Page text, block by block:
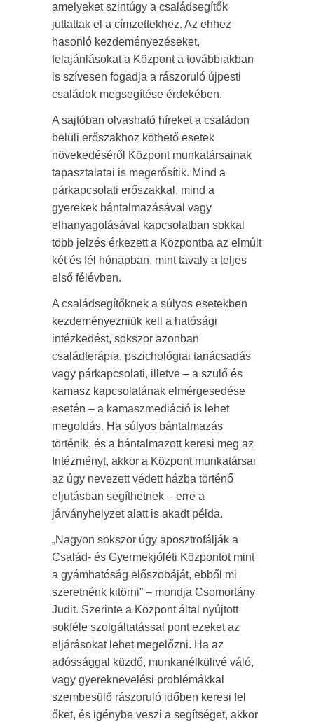
amelyeket szintúgy a családsegítők
juttattak el a címzettekhez. Az ehhez
hasonló kezdeményezéseket,
felajánlásokat a Központ a továbbiakban
is szívesen fogadja a rászoruló újpesti
családok megsegítése érdekében.
A sajtóban olvasható híreket a családon
belüli erőszakhoz köthető esetek
növekedéséről Központ munkatársainak
tapasztalatai is megerősítik. Mind a
párkapcsolati erőszakkal, mind a
gyerekek bántalmazásával vagy
elhanyagolásával kapcsolatban sokkal
több jelzés érkezett a Központba az elmúlt
két és fél hónapban, mint tavaly a teljes
első félévben.
A családsegítőknek a súlyos esetekben
kezdeményezniük kell a hatósági
intézkedést, sokszor azonban
családterápia, pszichológiai tanácsadás
vagy párkapcsolati, illetve – a szülő és
kamasz kapcsolatának elmérgesedése
esetén – a kamaszmediáció is lehet
megoldás. Ha súlyos bántalmazás
történik, és a bántalmazott keresi meg az
Intézményt, akkor a Központ munkatársai
az úgy nevezett védett házba történő
eljutásban segíthetnek – erre a
járványhelyzet alatt is akadt példa.
„Nagyon sokszor úgy aposztrofálják a
Család- és Gyermekjóléti Központot mint
a gyámhatóság előszobáját, ebből mi
szeretnénk kitörni” – mondja Csomortány
Judit. Szerinte a Központ által nyújtott
sokféle szolgáltatással pont ezeket az
eljárásokat lehet megelőzni. Ha az
adóssággal küzdő, munkanélkülivé váló,
vagy gyereknevelési problémákkal
szembesülő rászoruló időben keresi fel
őket, és igénybe veszi a segítséget, akkor